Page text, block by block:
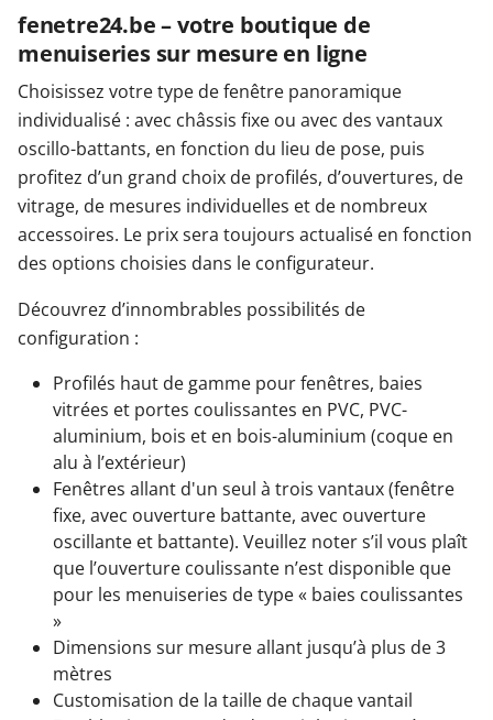
fenetre24.be – votre boutique de
menuiseries sur mesure en ligne
Choisissez votre type de fenêtre panoramique
individualisé : avec châssis fixe ou avec des vantaux
oscillo-battants, en fonction du lieu de pose, puis
profitez d’un grand choix de profilés, d’ouvertures, de
vitrage, de mesures individuelles et de nombreux
accessoires. Le prix sera toujours actualisé en fonction
des options choisies dans le configurateur.
Découvrez d’innombrables possibilités de
configuration :
Profilés haut de gamme pour fenêtres, baies
vitrées et portes coulissantes en PVC, PVC-
aluminium, bois et en bois-aluminium (coque en
alu à l’extérieur)
Fenêtres allant d'un seul à trois vantaux (fenêtre
fixe, avec ouverture battante, avec ouverture
oscillante et battante). Veuillez noter s’il vous plaît
que l’ouverture coulissante n’est disponible que
pour les menuiseries de type « baies coulissantes
»
Dimensions sur mesure allant jusqu’à plus de 3
mètres
Customisation de la taille de chaque vantail